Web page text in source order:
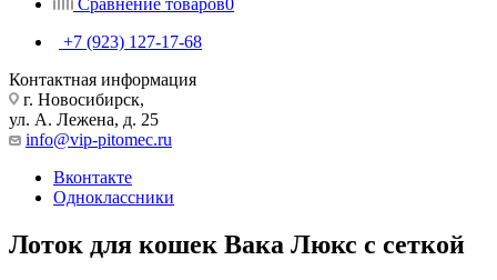
Сравнение товаров0
+7 (923) 127-17-68
Контактная информация
г. Новосибирск,
ул. А. Лежена, д. 25
info@vip-pitomec.ru
Вконтакте
Одноклассники
Лоток для кошек Вака Люкс с сеткой